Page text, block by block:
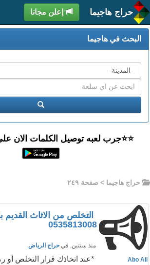
حراج هاجيما إعلن مجانا
البحث في هاجيما
المدن
اكتب
عبارة
البحث
ابحث
⭐️⭐جرب لعبه توصيل الكلمات الان
حراج هاجيما > صفحة ٢٤٩
التخلص من الاثاث القديم
0535813008
منذ سنتين, في حراج الرياض
Abo Ali
*عند اتخاذك قرار التخلص أو